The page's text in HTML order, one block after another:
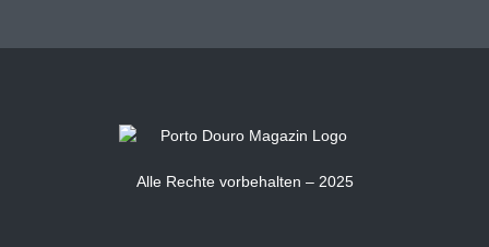
Alle Rechte vorbehalten – 2025